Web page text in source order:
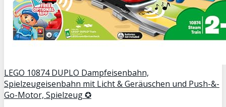
LEGO 10874 DUPLO Dampfeisenbahn,
Spielzeugeisenbahn mit Licht & Geräuschen und Push-&-
Go-Motor, Spielzeug ✪